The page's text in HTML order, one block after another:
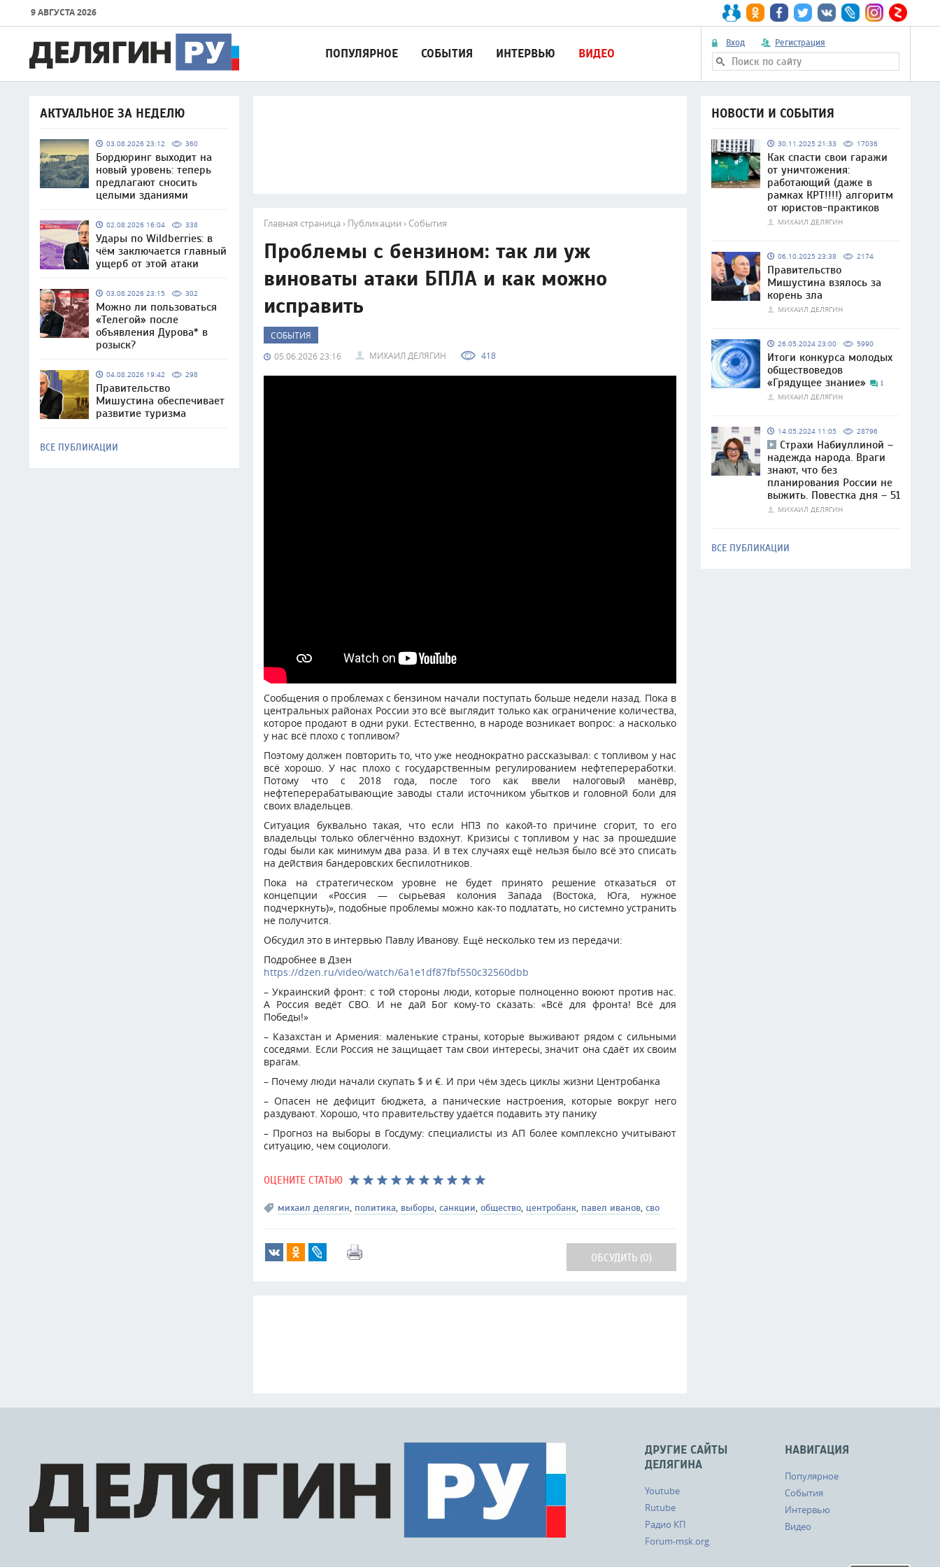
9 АВГУСТА 2026
Вход Регистрация
ПОПУЛЯРНОЕ СОБЫТИЯ ИНТЕРВЬЮ ВИДЕО
АКТУАЛЬНОЕ ЗА НЕДЕЛЮ
03.08.2026 23:12 360
Бордюринг выходит на
новый уровень: теперь
предлагают сносить
целыми зданиями
02.08.2026 16:04 338
Удары по Wildberries: в
чём заключается главный
ущерб от этой атаки
03.08.2026 23:15 302
Можно ли пользоваться
«Телегой» после
объявления Дурова* в
розыск?
04.08.2026 19:42 298
Правительство
Мишустина обеспечивает
развитие туризма
ВСЕ ПУБЛИКАЦИИ
Главная страница › Публикации › События
Проблемы с бензином: так ли уж
виноваты атаки БПЛА и как можно
исправить
СОБЫТИЯ
05.06.2026 23:16
МИХАИЛ ДЕЛЯГИН 418
Сообщения о проблемах с бензином начали поступать больше недели назад. Пока в
центральных районах России это всё выглядит только как ограничение количества,
которое продают в одни руки. Естественно, в народе возникает вопрос: а насколько
у нас всё плохо с топливом?
Поэтому должен повторить то, что уже неоднократно рассказывал: с топливом у нас
всё хорошо. У нас плохо с государственным регулированием нефтепереработки.
Потому что с 2018 года, после того как ввели налоговый манёвр,
нефтеперерабатывающие заводы стали источником убытков и головной боли для
своих владельцев.
Ситуация буквально такая, что если НПЗ по какой-то причине сгорит, то его
владельцы только облегчённо вздохнут. Кризисы с топливом у нас за прошедшие
годы были как минимум два раза. И в тех случаях ещё нельзя было всё это списать
на действия бандеровских беспилотников.
Пока на стратегическом уровне не будет принято решение отказаться от
концепции «Россия — сырьевая колония Запада (Востока, Юга, нужное
подчеркнуть)», подобные проблемы можно как-то подлатать, но системно устранить
не получится.
Обсудил это в интервью Павлу Иванову. Ещё несколько тем из передачи:
Подробнее в Дзен
https://dzen.ru/video/watch/6a1e1df87fbf550c32560dbb
– Украинский фронт: с той стороны люди, которые полноценно воюют против нас.
А Россия ведёт СВО. И не дай Бог кому-то сказать: «Всё для фронта! Всё для
Победы!»
– Казахстан и Армения: маленькие страны, которые выживают рядом с сильными
соседями. Если Россия не защищает там свои интересы, значит она сдаёт их своим
врагам.
– Почему люди начали скупать $ и €. И при чём здесь циклы жизни Центробанка
– Опасен не дефицит бюджета, а панические настроения, которые вокруг него
раздувают. Хорошо, что правительству удаётся подавить эту панику
– Прогноз на выборы в Госдуму: специалисты из АП более комплексно учитывают
ситуацию, чем социологи.
ОЦЕНИТЕ СТАТЬЮ
михаил делягин, политика, выборы, санкции, общество, центробанк, павел иванов, сво
ОБСУДИТЬ (0)
НОВОСТИ И СОБЫТИЯ
30.11.2025 21:33 17036
Как спасти свои гаражи
от уничтожения:
работающий (даже в
рамках КРТ!!!!) алгоритм
от юристов-практиков
МИХАИЛ ДЕЛЯГИН
06.10.2025 23:38 2174
Правительство
Мишустина взялось за
корень зла
МИХАИЛ ДЕЛЯГИН
26.05.2024 23:00 5990
Итоги конкурса молодых
обществоведов
«Грядущее знание»
1
МИХАИЛ ДЕЛЯГИН
14.05.2024 11:05 28796
Страхи Набиуллиной –
надежда народа. Враги
знают, что без
планирования России не
выжить. Повестка дня – 51
МИХАИЛ ДЕЛЯГИН
ВСЕ ПУБЛИКАЦИИ
НАВИГАЦИЯ
Популярное
События
Интервью
Видео
ДРУГИЕ САЙТЫ
ДЕЛЯГИНА
Youtube
Rutube
Радио КП
Forum-msk.org